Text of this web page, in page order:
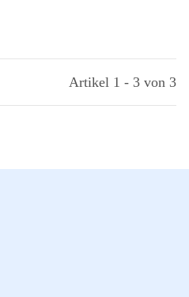
Artikel 1 - 3 von 3